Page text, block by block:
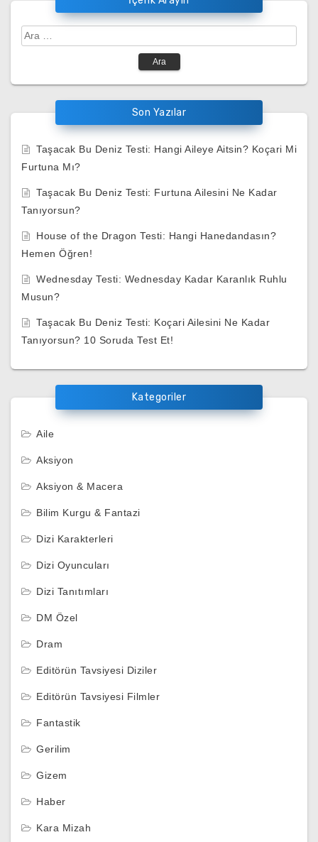
Arama:
Son Yazılar
Taşacak Bu Deniz Testi: Hangi Aileye Aitsin? Koçari Mi
Furtuna Mı?
Taşacak Bu Deniz Testi: Furtuna Ailesini Ne Kadar
Tanıyorsun?
House of the Dragon Testi: Hangi Hanedandasın?
Hemen Öğren!
Wednesday Testi: Wednesday Kadar Karanlık Ruhlu
Musun?
Taşacak Bu Deniz Testi: Koçari Ailesini Ne Kadar
Tanıyorsun? 10 Soruda Test Et!
Kategoriler
Aile
Aksiyon
Aksiyon & Macera
Bilim Kurgu & Fantazi
Dizi Karakterleri
Dizi Oyuncuları
Dizi Tanıtımları
DM Özel
Dram
Editörün Tavsiyesi Diziler
Editörün Tavsiyesi Filmler
Fantastik
Gerilim
Gizem
Haber
Kara Mizah